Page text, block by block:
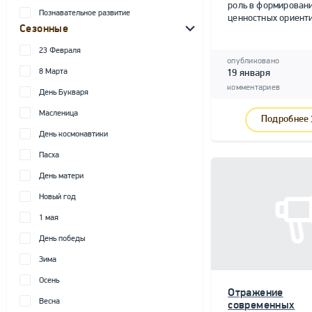
Познавательное развитие
Сезонные
23 Февраля
8 Марта
День Букваря
Масленица
День космонавтики
Пасха
День матери
Новый год
1 мая
День победы
Зима
Осень
Весна
роль в
ценностных
опубликовано
19 января
комментариев
Подробнее
Отражение
современных